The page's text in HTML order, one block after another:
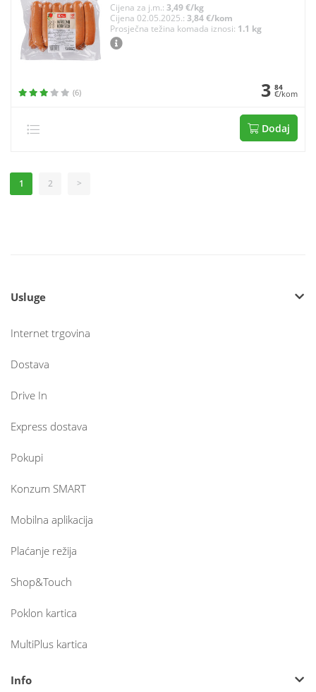
Cijena za j.m.: 3,49 €/kg
Cijena 02.05.2025.: 3,84 €/kom
Prosječna težina komada iznosi: 1.1 kg
(6) 3 84
€/kom
Dodaj
1 2 >
Usluge
Internet trgovina
Dostava
Drive In
Express dostava
Pokupi
Konzum SMART
Mobilna aplikacija
Plaćanje režija
Shop&Touch
Poklon kartica
MultiPlus kartica
Info